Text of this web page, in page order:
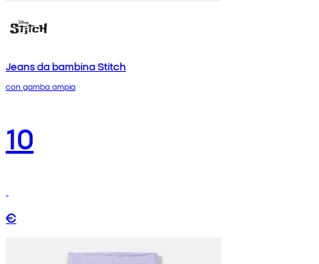
Jeans da bambina Stitch
con gamba ampia
10
€